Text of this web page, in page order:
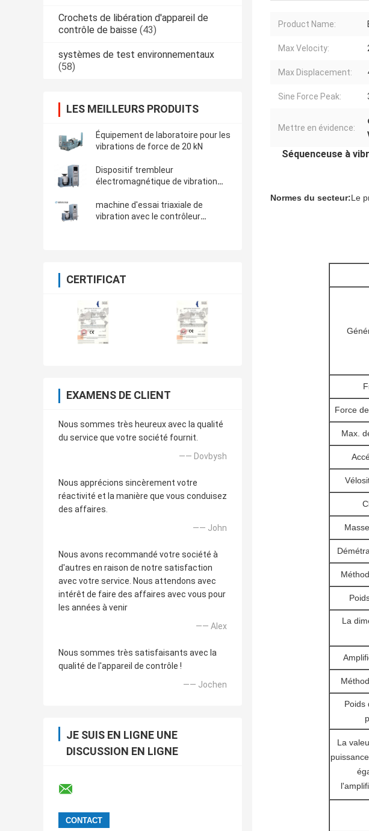
Crochets de libération d'appareil de
contrôle de baisse (43)
systèmes de test environnementaux
(58)
LES MEILLEURS PRODUITS
Équipement de laboratoire pour les
vibrations de force de 20 kN
Dispositif trembleur
électromagnétique de vibration
vibration de produit
machine d'essai triaxiale de
vibration avec le contrôleur
CERTIFICAT
EXAMENS DE CLIENT
Nous sommes très heureux avec la qualité
du service que votre société fournit.
—— Dovbysh
Nous apprécions sincèrement votre
réactivité et la manière que vous conduisez
des affaires.
—— John
Nous avons recommandé votre société à
d'autres en raison de notre satisfaction
avec votre service. Nous attendons avec
intérêt de faire des affaires avec vous pour
les années à venir
—— Alex
Nous sommes très satisfaisants avec la
qualité de l'appareil de contrôle !
—— Jochen
JE SUIS EN LIGNE UNE
DISCUSSION EN LIGNE
Product Name:
Max Velocity:
Max Displacement:
Sine Force Peak:
Mettre en évidence:
Séquenceuse à
Normes du secteur:Le
Force
Max.
La
Poids
La